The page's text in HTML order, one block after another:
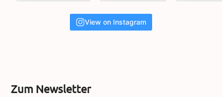
View on Instagram
Zum Newsletter